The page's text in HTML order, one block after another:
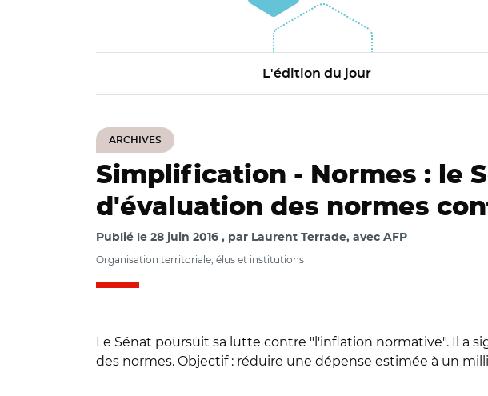
L'édition du jour
ARCHIVES
Simplification - Normes : le
d'évaluation des normes
Publié le 28 juin 2016 par Laurent Terrade, avec AFP
Organisation territoriale, élus et institutions
Le Sénat poursuit sa lutte contre "l'inflation normative". Il a
des normes. Objectif : réduire une dépense estimée à un